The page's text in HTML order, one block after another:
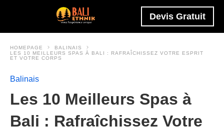
Devis Gratuit
HOMEPAGE
BALINAIS
LES 10 MEILLEURS SPAS À BALI : RAFRAÎCHISSEZ VOTRE ESPRIT
ET VOTRE CORPS
Balinais
Les 10 Meilleurs Spas à
Bali : Rafraîchissez Votre